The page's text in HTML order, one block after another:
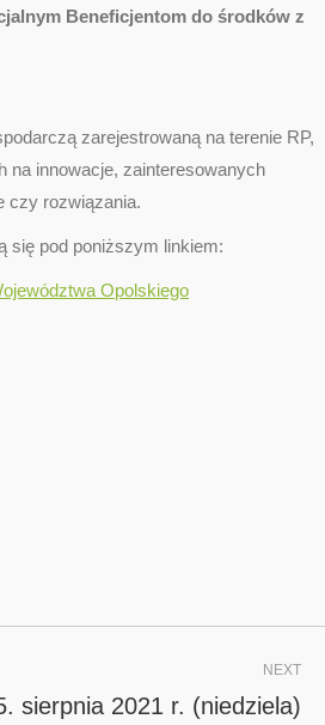
Beneficjentom do środków z
zarejestrowaną na terenie RP,
na innowacje, zainteresowanych
czy rozwiązania.
się pod poniższym linkiem:
Opolskiego
NEXT
sierpnia 2021 r. (niedziela)